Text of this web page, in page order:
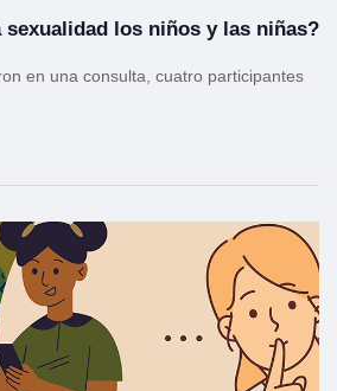
sexualidad los niños y las niñas?
en una consulta, cuatro participantes